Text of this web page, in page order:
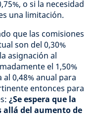
o si la necesidad
una limitación.
que las comisiones
son del 0,30%
asignación al
el 1,50%
0,48% anual para
entonces para
¿Se espera que la
allá del aumento de